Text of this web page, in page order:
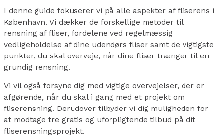
I denne guide fokuserer vi på alle aspekter af fliserens i
København. Vi dækker de forskellige metoder til
rensning af fliser, fordelene ved regelmæssig
vedligeholdelse af dine udendørs fliser samt de vigtigste
punkter, du skal overveje, når dine fliser trænger til en
grundig rensning.
Vi vil også forsyne dig med vigtige overvejelser, der er
afgørende, når du skal i gang med et projekt om
fliserensning. Derudover tilbyder vi dig muligheden for
at modtage tre gratis og uforpligtende tilbud på dit
fliserensningsprojekt.